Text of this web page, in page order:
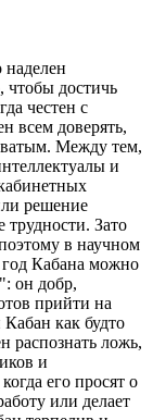
чтобы достичь
честен с
всем доверять,
Между тем,
и
решение
трудности. Зато
в научном
Кабана можно
он добр,
прийти на
как будто
распознать ложь,
и
его просят о
или делает